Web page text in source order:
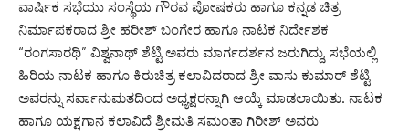
ವಾರ್ಷಿಕ ಸಭೆಯು ಸಂಸ್ಥೆಯ ಗೌರವ ಪೋಷಕರು ಹಾಗೂ ಕನ್ನಡ ಚಿತ್ರ
ನಿರ್ಮಾಪಕರಾದ ಶ್ರೀ ಹರೀಶ್ ಬಂಗೇರ ಹಾಗೂ ನಾಟಕ ನಿರ್ದೇಶಕ
“ರಂಗಸಾರಥಿ” ವಿಶ್ವನಾಥ್ ಶೆಟ್ಟಿ ಅವರು ಮಾರ್ಗದರ್ಶನ ಜರುಗಿದ್ದು, ಸಭೆಯಲ್ಲಿ
ಹಿರಿಯ ನಾಟಕ ಹಾಗೂ ಕಿರುಚಿತ್ರ ಕಲಾವಿದರಾದ ಶ್ರೀ ವಾಸು ಕುಮಾರ್ ಶೆಟ್ಟಿ
ಅವರನ್ನು ಸರ್ವಾನುಮತದಿಂದ ಅಧ್ಯಕ್ಷರನ್ನಾಗಿ ಆಯ್ಕೆ ಮಾಡಲಾಯಿತು. ನಾಟಕ
ಹಾಗೂ ಯಕ್ಷಗಾನ ಕಲಾವಿದೆ ಶ್ರೀಮತಿ ಸಮಂತಾ ಗಿರೀಶ್ ಅವರು